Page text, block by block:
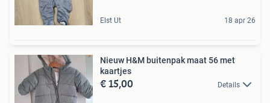
Elst Ut 18 apr 26
Nieuw H&M buitenpak maat 56 met
kaartjes
€ 15,00 Details